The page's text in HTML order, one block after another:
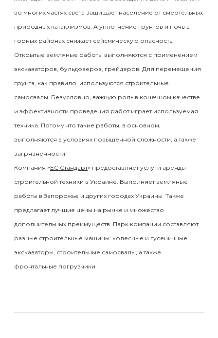
во многих частях света защищает население от смертельных
природных катаклизмов. А уплотнение грунтов и почв в
горных районах снижает сейсмическую опасность.
Открытые земляные работы выполняются с применением
экскаваторов, бульдозеров, грейдеров. Для перемещения
грунта, как правило, используются строительные
самосвалы. Безусловно, важную роль в конечном качестве
и эффективности проведения работ играет используемая
техника. Потому что такие работы, в основном,
выполняются в условиях повышенной сложности, а также
загрязненности.
Компания «ЕС Стандарт» предоставляет услуги аренды
строительной техники в Украине. Выполняет земляные
работы в Запорожье и других городах Украины. Также
предлагает лучшие цены на рынке и множество
дополнительных преимуществ. Парк компании составляют
разные строительные машины: колесные и гусеничные
экскаваторы, строительные самосвалы, а также
фронтальные погрузчики.